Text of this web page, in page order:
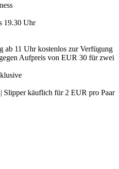
19.30 Uhr
ab 11 Uhr kostenlos zur Verfügung
Aufpreis von EUR 30 für zwei
Slipper käuflich für 2 EUR pro Paar